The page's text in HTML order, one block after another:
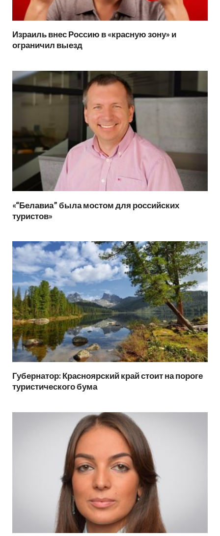
Израиль внес Россию в «красную зону» и
ограничил выезд
«“Белавиа” была мостом для российских
туристов»
Губернатор: Красноярский край стоит на пороге
туристического бума